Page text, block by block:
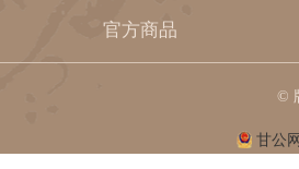
官方商品
©
甘公